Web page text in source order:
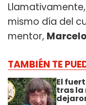
mismo día del
mentor,
TAMBIÉN TE
El
tras la